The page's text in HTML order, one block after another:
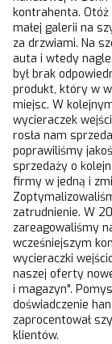
kontrahenta. Otóż
małej galerii na
za drzwiami. Na
auta i wtedy
był brak
produkt, który w
miejsc. W
wycieraczek
rosła nam
poprawiliśmy
sprzedaży o
firmy w jedną i
zatrudnienie. W
zareagowaliśmy
wcześniejszym
wycieraczki
naszej oferty
i magazyn".
doświadczenie
zaprocentował
klientów.